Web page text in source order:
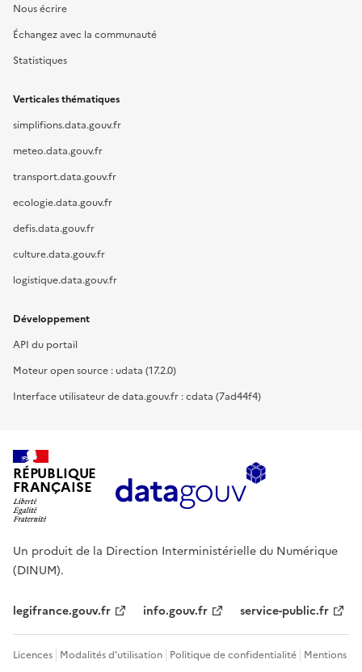
Nous écrire
Échangez avec la communauté
Statistiques
Verticales thématiques
simplifions.data.gouv.fr
meteo.data.gouv.fr
transport.data.gouv.fr
ecologie.data.gouv.fr
defis.data.gouv.fr
culture.data.gouv.fr
logistique.data.gouv.fr
Développement
API du portail
Moteur open source : udata (17.2.0)
Interface utilisateur de data.gouv.fr : cdata (7ad44f4)
RÉPUBLIQUE
FRANÇAISE
Un produit de la Direction Interministérielle du Numérique
(DINUM).
legifrance.gouv.fr info.gouv.fr service-public.fr
Licences Modalités d'utilisation Politique de confidentialité Mentions